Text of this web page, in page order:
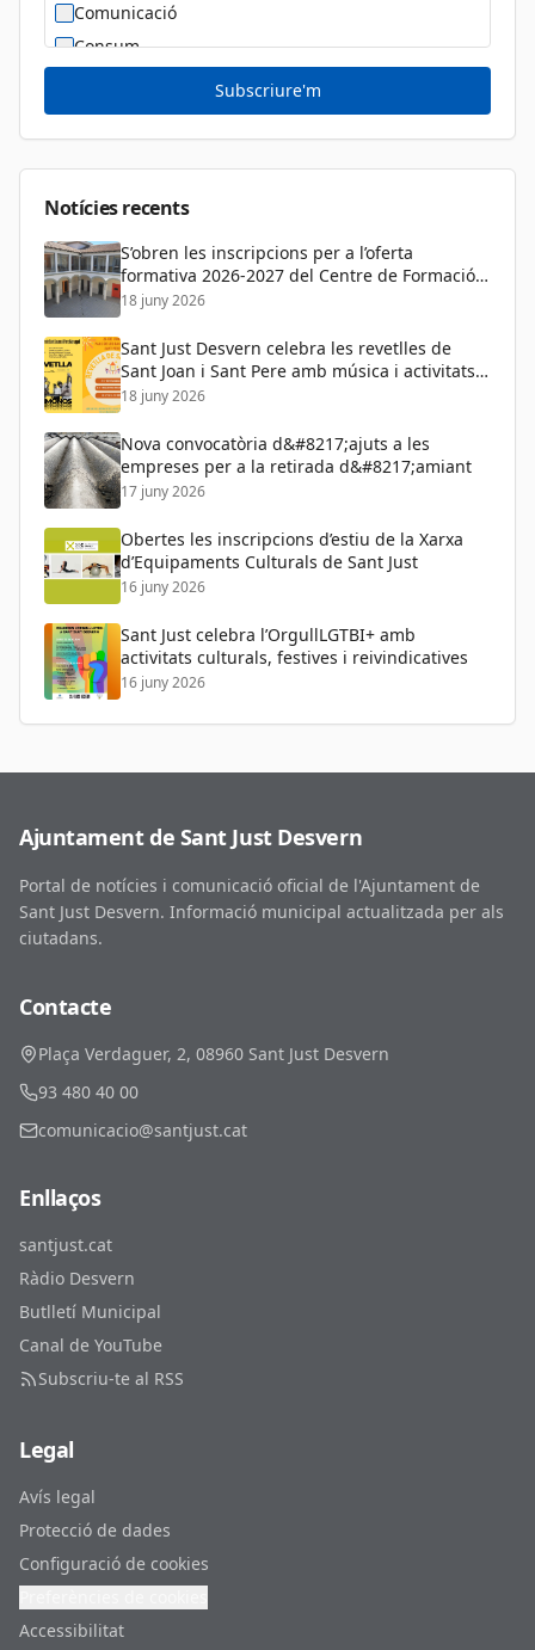
Comunicació
Consum
Diversitat Sexual i de Gènere
Dona
Subscriure'm
Notícies recents
S’obren les inscripcions per a l’oferta
formativa 2026-2027 del Centre de Formació
de Persones Adultes
18 juny 2026
Sant Just Desvern celebra les revetlles de
Sant Joan i Sant Pere amb música i activitats
per a tots els públics
18 juny 2026
Nova convocatòria d&#8217;ajuts a les
empreses per a la retirada d&#8217;amiant
17 juny 2026
Obertes les inscripcions d’estiu de la Xarxa
d’Equipaments Culturals de Sant Just
16 juny 2026
Sant Just celebra l’OrgullLGTBI+ amb
activitats culturals, festives i reivindicatives
16 juny 2026
Ajuntament de Sant Just Desvern
Portal de notícies i comunicació oficial de l'Ajuntament de
Sant Just Desvern. Informació municipal actualitzada per als
ciutadans.
Contacte
Plaça Verdaguer, 2, 08960 Sant Just Desvern
93 480 40 00
comunicacio@santjust.cat
Enllaços
santjust.cat
Ràdio Desvern
Butlletí Municipal
Canal de YouTube
Subscriu-te al RSS
Legal
Avís legal
Protecció de dades
Configuració de cookies
Accessibilitat